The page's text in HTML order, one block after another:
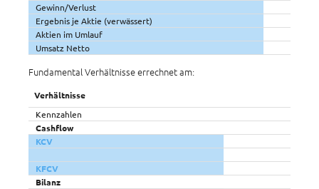
Gewinn/Verlust
Ergebnis je Aktie (verwässert)
Aktien im Umlauf
Umsatz Netto
Fundamental Verhältnisse errechnet am:
Verhältnisse
Kennzahlen
Cashflow
KCV
KFCV
Bilanz